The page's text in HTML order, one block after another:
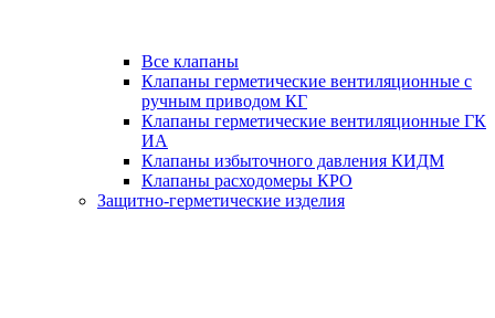
Все клапаны
Клапаны герметические вентиляционные с
ручным приводом КГ
Клапаны герметические вентиляционные ГК
ИА
Клапаны избыточного давления КИДМ
Клапаны расходомеры КРО
Защитно-герметические изделия